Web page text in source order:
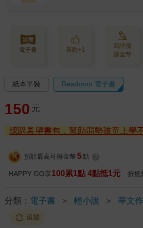
電子書 喜歡+1
寫評價
賺金幣
紙本平裝 Readmoo 電子書
150 元
認購希望書包，幫助弱勢孩童上學
預計最高可得金幣 5 點
HAPPY GO享100累1點 4點抵1元 折抵
分類： 電子書 ＞ 輕小說 ＞ 華文
追蹤